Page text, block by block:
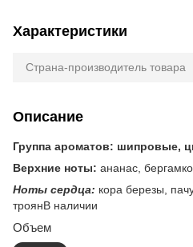
Характеристики
Страна-производитель товара
Описание
Группа ароматов: шипровые,
Верхние ноты: ананас,
Ноты сердца: кора березы,
троянВ наличии
Объем